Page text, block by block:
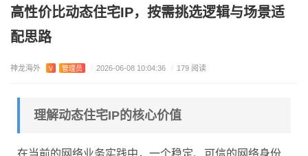
高性价比动态住宅IP，按需挑选逻辑与场景适
配思路
神龙海外 V 管理员 / 2026-06-08 10:04:36 / 179 阅读
理解动态住宅IP的核心价值
在当前的网络业务实践中，一个稳定、可信的网络身份